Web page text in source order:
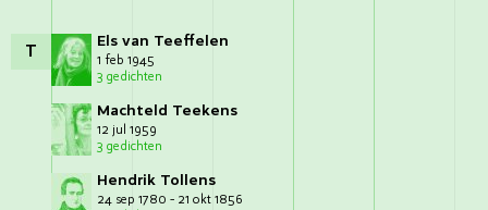
T Els van Teeffelen
1 feb 1945
3 gedichten
Machteld Teekens
12 jul 1959
3 gedichten
Hendrik Tollens
24 sep 1780 - 21 okt 1856